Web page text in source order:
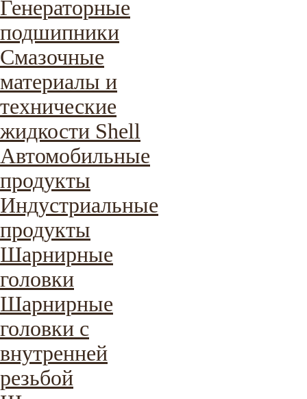
Генераторные
подшипники
Смазочные
материалы и
технические
жидкости Shell
Автомобильные
продукты
Индустриальные
продукты
Шарнирные
головки
Шарнирные
головки с
внутренней
резьбой